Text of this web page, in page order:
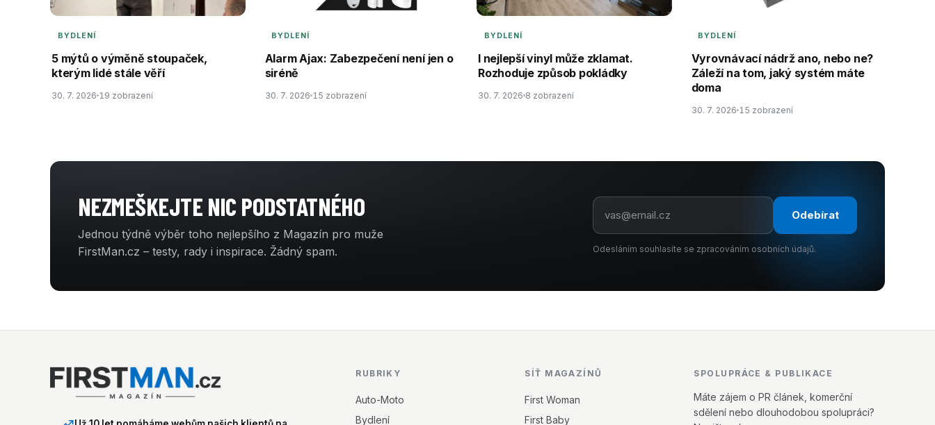
BYDLENÍ
5 mýtů o výměně stoupaček,
kterým lidé stále věří
30. 7. 2026 19 zobrazení
BYDLENÍ
Alarm Ajax: Zabezpečení není jen o
siréně
30. 7. 2026 15 zobrazení
BYDLENÍ
I nejlepší vinyl může zklamat.
Rozhoduje způsob pokládky
30. 7. 2026 8 zobrazení
BYDLENÍ
Vyrovnávací nádrž ano, nebo ne?
Záleží na tom, jaký systém máte
doma
30. 7. 2026 15 zobrazení
NEZMEŠKEJTE NIC PODSTATNÉHO
Jednou týdně výběr toho nejlepšího z Magazín pro muže
FirstMan.cz – testy, rady i inspirace. Žádný spam.
Odebírat
Odesláním souhlasíte se zpracováním osobních údajů.
RUBRIKY
Auto-Moto
Bydlení
SÍŤ MAGAZÍNŮ
First Woman
First Baby
SPOLUPRÁCE & PUBLIKACE
Máte zájem o PR článek, komerční
sdělení nebo dlouhodobou spolupráci?